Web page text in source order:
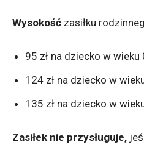
Wysokość zasiłku
95 zł na dziecko w wieku
124 zł na dziecko w
135 zł na dziecko w
Zasiłek nie przysługuje,